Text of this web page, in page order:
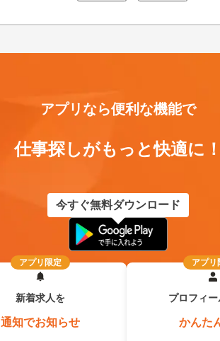
アプリなら便利な機能で
仕事探しがもっと快適に
今すぐ無料ダウンロード
アプリ限定
新着求人を
通知でお知らせ
アプリ
プロフィ
かんた